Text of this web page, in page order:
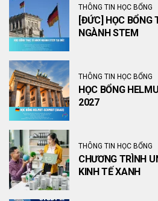
THÔNG TIN HỌC BỔNG
[ĐỨC] HỌC BỔNG
NGÀNH STEM
THÔNG TIN HỌC BỔNG
HỌC BỔNG
2027
THÔNG TIN HỌC BỔNG
CHƯƠNG TRÌNH
KINH TẾ XANH